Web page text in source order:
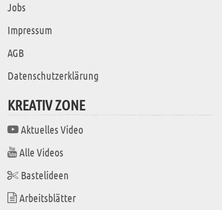
Jobs
Impressum
AGB
Datenschutzerklärung
KREATIV ZONE
Aktuelles Video
Alle Videos
Bastelideen
Arbeitsblätter